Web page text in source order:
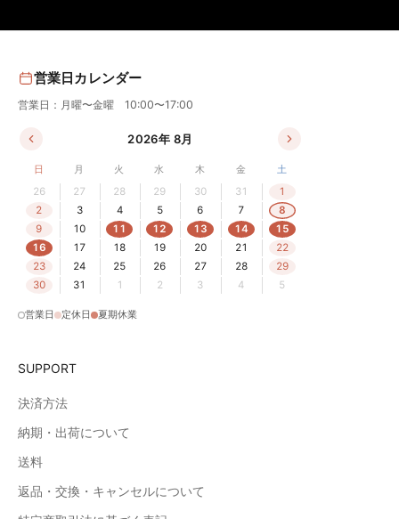
営業日カレンダー
営業日：月曜〜金曜 10:00〜17:00
2026年 8月
日 月 火 水 木 金
土
26
27 28 29 30 31
1
2
3 4 5 6 7
8
9
10 11 12 13 14
15
16
17 18 19 20 21
22
23
24 25 26 27 28
29
30
31 1 2 3 4 5
営業日 定休日 夏期休業
SUPPORT
決済方法
納期・出荷について
送料
返品・交換・キャンセルについて